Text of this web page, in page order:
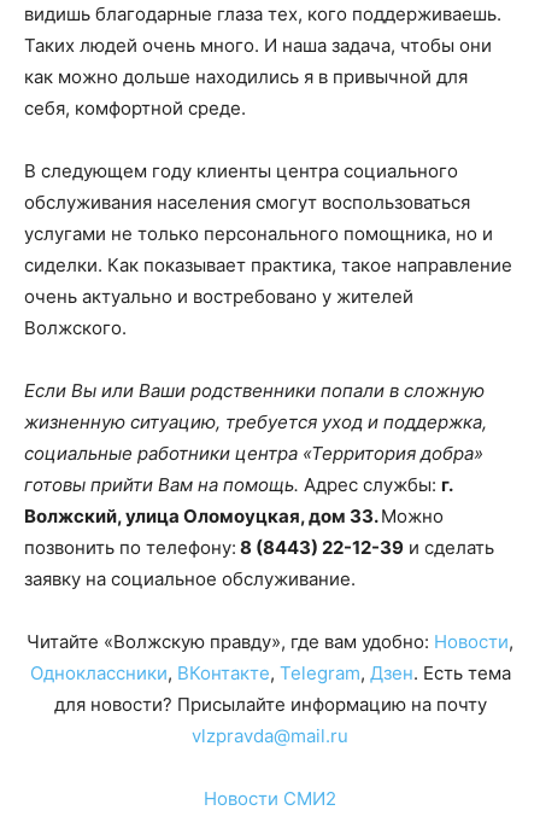
видишь благодарные глаза тех, кого поддерживаешь.
Таких людей очень много. И наша задача, чтобы они
как можно дольше находились я в привычной для
себя, комфортной среде.
В следующем году клиенты центра социального
обслуживания населения смогут воспользоваться
услугами не только персонального помощника, но и
сиделки. Как показывает практика, такое направление
очень актуально и востребовано у жителей
Волжского.
Если Вы или Ваши родственники попали в сложную
жизненную ситуацию, требуется уход и поддержка,
социальные работники центра «Территория добра»
готовы прийти Вам на помощь. Адрес службы: г.
Волжский, улица Оломоуцкая, дом 33.Можно
позвонить по телефону: 8 (8443) 22-12-39 и сделать
заявку на социальное обслуживание.
Читайте «Волжскую правду», где вам удобно: Новости,
Одноклассники, ВКонтакте, Telegram, Дзен. Есть тема
для новости? Присылайте информацию на почту
vlzpravda@mail.ru
Новости СМИ2